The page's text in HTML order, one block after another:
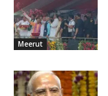
Meerut